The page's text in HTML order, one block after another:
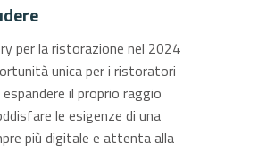
per la ristorazione nel 2024
unica per i ristoratori
il proprio raggio
le esigenze di una
più digitale e attenta alla